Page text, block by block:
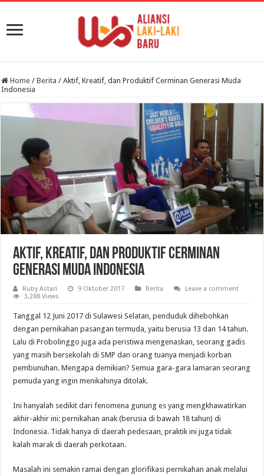
Home / Berita / Aktif, Kreatif, dan Produktif Cerminan Generasi Muda
Indonesia
Aktif, Kreatif, dan Produktif Cerminan
Generasi Muda Indonesia
Ruby Astari 9 Oktober 2017 Berita
Leave a comment
3,288 Views
Tanggal 12 Juni 2017 di Sulawesi Selatan, penduduk dihebohkan
dengan pernikahan pasangan termuda, yaitu berusia 13 dan 14 tahun.
Lalu di Probolinggo juga ada peristiwa mengenaskan, seorang gadis
yang masih bersekolah di SMP dan orang tuanya menjadi korban
pembunuhan. Mengapa demikian? Semua gara-gara lamaran seorang
pemuda yang ingin menikahinya ditolak.
Ini hanyalah sedikit dari fenomena gunung es yang mengkhawatirkan
akhir-akhir ini: pernikahan anak (berusia di bawah 18 tahun) di
Indonesia. Tidak hanya di daerah pedesaan, praktik ini juga tidak
kalah marak di daerah perkotaan.
Masalah ini semakin ramai dengan glorifikasi pernikahan anak melalui